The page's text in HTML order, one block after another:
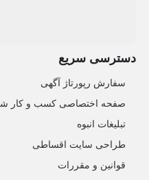
دسترسی سریع
سفارش رپورتاژ آگهی
صفحه اختصاصی کسب و کار
تبلیغات انبوه
طراحی سایت اقساطی
قوانین و مقررات